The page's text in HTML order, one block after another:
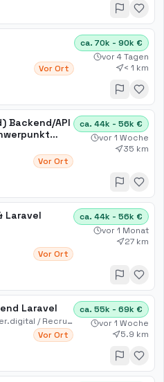
Vor Ort
ca. 70k - 90k €
vor 4 Tagen
< 1 km
Backend/API
Vor Ort
ca. 44k - 56k €
vor 1 Woche
35 km
Laravel
Vor Ort
ca. 44k - 56k €
vor 1 Monat
27 km
Laravel
Ilias Vassiliou & Team / headhunter.digital / Recruiting für Digital, Sales, IT, KI, Automation
Vor Ort
ca. 55k - 69k €
vor 1 Woche
5.9 km